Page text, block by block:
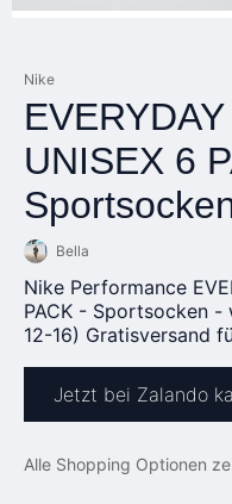
Nike
UNISEX 6
Bella
Nike Performance
PACK - Sportsocken
12-16) Gratisversand
Jetzt bei Zalando
Alle Shopping Optionen